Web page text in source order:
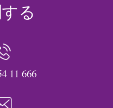
る
11 666